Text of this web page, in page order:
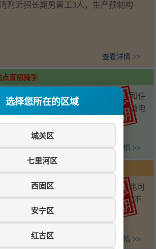
选择您所在的区域
城关区
七里河区
西固区
安宁区
红古区
附近招长期男普工3人，生产预制构
查看详情 >>
点直招骑手
手，薪资7000-15000元/月，提供车和住
入职奖励2000元。要求18-50岁，会骑电
查看详情 >>
招聘
影摄像，男生优先，摄影摄像学徒也可
5000元，包住，工资准时按月发放不
查看详情 >>